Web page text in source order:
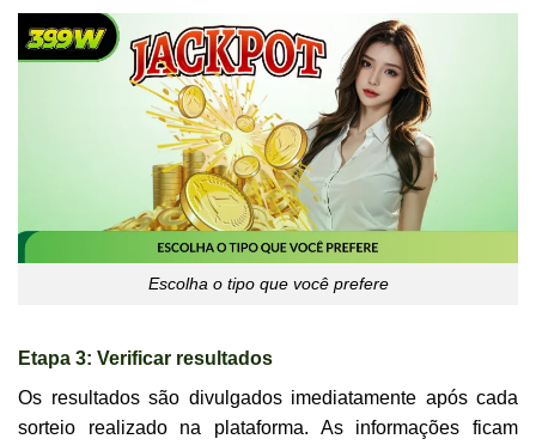
Escolha o tipo que você prefere
Etapa 3: Verificar resultados
Os resultados são divulgados imediatamente após cada
sorteio realizado na plataforma. As informações ficam